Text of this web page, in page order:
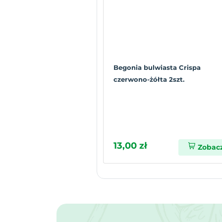
Begonia bulwiasta Crispa
czerwono-żółta 2szt.
13,00 zł